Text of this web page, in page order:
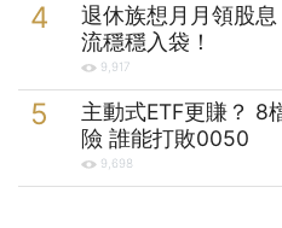
退休族想月月領股
流穩穩入袋！
9,917
主動式ETF更賺？ 8
險 誰能打敗0050
9,698